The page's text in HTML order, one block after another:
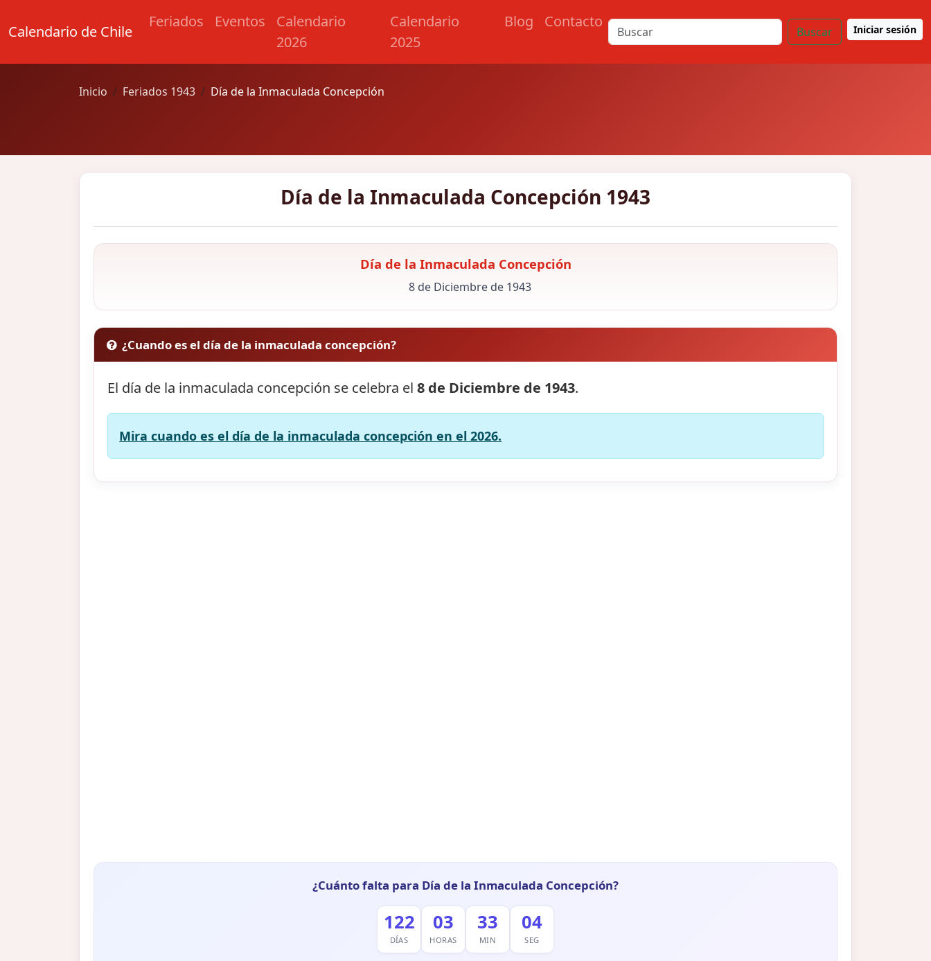
Calendario de Chile
Feriados Eventos
Calendario
2026
Calendario
2025
Blog Contacto
Buscar Iniciar sesión
Inicio Feriados 1943 Día de la Inmaculada Concepción
Día de la Inmaculada Concepción 1943
Día de la Inmaculada Concepción
8 de Diciembre de 1943
¿Cuando es el día de la inmaculada concepción?
El día de la inmaculada concepción se celebra el8 de Diciembre de 1943.
Mira cuando es el día de la inmaculada concepción en el 2026.
¿Cuánto falta para Día de la Inmaculada Concepción?
122
DÍAS
03
HORAS
33
MIN
03
SEG